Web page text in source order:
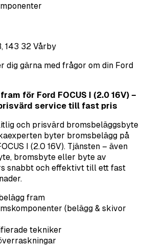
143 32 Vårby
dig gärna med frågor om din Ford
för Ford FOCUS I (2.0 16V) –
service till fast pris
och prisvärd bromsbeläggsbyte
byter bromsbelägg på
I (2.0 16V). Tjänsten – även
bromsbyte eller byte av
snabbt och effektivt till ett fast
fram
(belägg & skivor
tekniker